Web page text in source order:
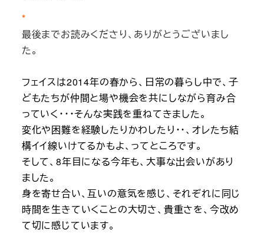
*
最後までお読みくださり、ありがとうございまし
た。
フェイスは2014年の春から、日常の暮らし中で、子
どもたちが仲間と場や機会を共にしながら育み合
っていく・・・そんな実践を重ねてきました。
変化や困難を経験したりかわしたり・・、オレたち結
構イイ線いけてるかもよ、ってところです。
そして、8年目になる今年も、大事な出会いがあり
ました。
身を寄せ合い、互いの意気を感じ、それぞれに同じ
時間を生きていくことの大切さ、貴重さを、今改め
て切に感じています。